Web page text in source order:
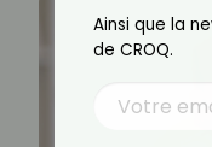
Ainsi que la
de CROQ.